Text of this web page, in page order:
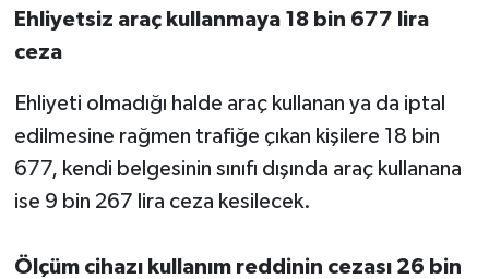
Ehliyetsiz araç kullanmaya 18 bin 677 lira
ceza
Ehliyeti olmadığı halde araç kullanan ya da iptal
edilmesine rağmen trafiğe çıkan kişilere 18 bin
677, kendi belgesinin sınıfı dışında araç kullanana
ise 9 bin 267 lira ceza kesilecek.
Ölçüm cihazı kullanım reddinin cezası 26 bin